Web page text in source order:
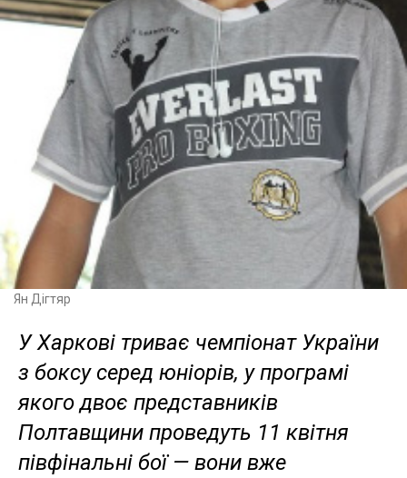
Ян Дігтяр
У Харкові триває чемпіонат України
з боксу серед юніорів, у програмі
якого двоє представників
Полтавщини проведуть 11 квітня
півфінальні бої — вони вже